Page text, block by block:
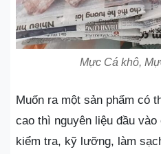
Mực Cá khô,
Muốn ra một sản phẩm có
cao thì nguyên liệu đầu
kiểm tra, kỹ lưỡng, làm